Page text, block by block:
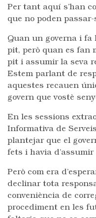
Per tant aquí s’han
que no poden
Quan un governa i fa
pit, però quan es fan
pit i assumir la seva
Estem parlant de
aquestes recauen
govern que vostè
En les sessions
Informativa de
plantejar que el
fets i havia
Però com era
declinar tota
conveniència de
procediment en les